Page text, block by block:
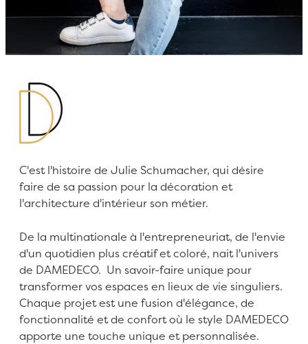
C'est l'histoire de Julie Schumacher, qui désire
faire de sa passion pour la décoration et
l'architecture d'intérieur son métier.
De la multinationale à l'entrepreneuriat, de l'envie
d'un quotidien plus créatif et coloré, nait l'univers
de DAMEDECO. Un savoir-faire unique pour
transformer vos espaces en lieux de vie singuliers.
Chaque projet est une fusion d'élégance, de
fonctionnalité et de confort où le style DAMEDECO
apporte une touche unique et personnalisée.